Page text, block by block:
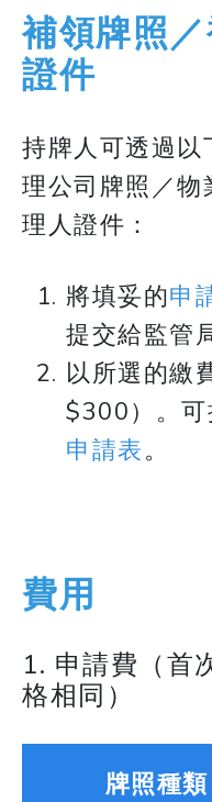
補領牌照
證件
持牌人可透過以
理公司牌照／物
理人證件：
將填妥的申
提交給監管
以所選的繳
$300）。可
申請表。
費用
1. 申請費（首
格相同）
牌照種類